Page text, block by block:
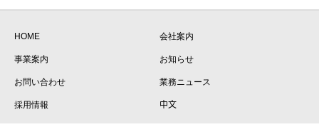
HOME 会社案内
事業案内 お知らせ
お問い合わせ 業務ニュース
採用情報 中文